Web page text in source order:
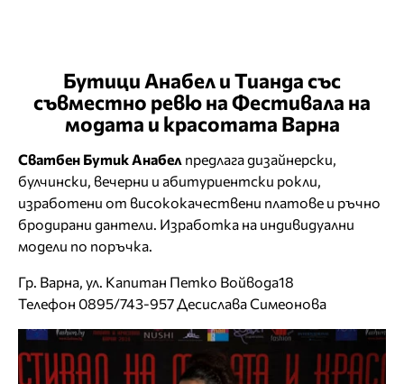
Бутици Анабел и Тианда със
съвместно ревю на Фестивалa на
модата и красотата Варна
Сватбен Бутик Анабел предлага дизайнерски,
булчински, вечерни и абитуриентски рокли,
изработени от висококачествени платове и ръчно
бродирани дантели. Изработка на индивидуални
модели по поръчка.
Гр. Варна, ул. Капитан Петко Войвода18
Телефон 0895/743-957 Десислава Симеонова